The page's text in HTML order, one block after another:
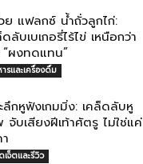
ย แฟลกซ์ น้ำถั่วลูกไก่:
ดลับเบเกอรี่ไร้ไข่ เหนือกว่า
ผงทดแทน”
ารและเครื่องดื่ม
ะลึกหูฟังเกมมิ่ง: เคล็ดลับหู
จับเสียงฝีเท้าศัตรู ไม่ใช่แค่
เจ็ตและรีวิว